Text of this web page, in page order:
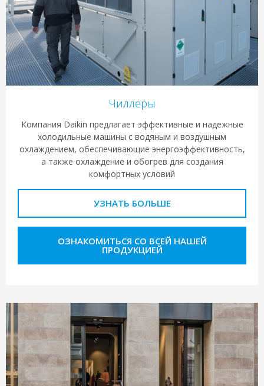
Чиллеры
Компания Daikin предлагает эффективные и надежные
холодильные машины с водяным и воздушным
охлаждением, обеспечивающие энергоэффективность,
а также охлаждение и обогрев для создания
комфортных условий
УЗНАТЬ БОЛЬШЕ
ОЗНАКОМИТЬСЯ СО ВСЕЙ НАШЕЙ
ПРОДУКЦИЕЙ